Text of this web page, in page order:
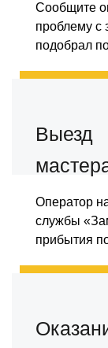
Сообщите
проблему с
подобрал
Выезд
Оператор
службы
прибытия